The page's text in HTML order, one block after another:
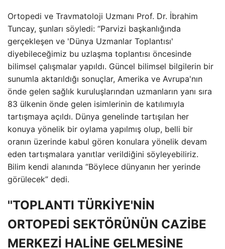
Ortopedi ve Travmatoloji Uzmanı Prof. Dr. İbrahim
Tuncay, şunları söyledi: “Parvizi başkanlığında
gerçekleşen ve 'Dünya Uzmanlar Toplantısı'
diyebileceğimiz bu uzlaşma toplantısı öncesinde
bilimsel çalışmalar yapıldı. Güncel bilimsel bilgilerin bir
sunumla aktarıldığı sonuçlar, Amerika ve Avrupa'nın
önde gelen sağlık kuruluşlarından uzmanların yanı sıra
83 ülkenin önde gelen isimlerinin de katılımıyla
tartışmaya açıldı. Dünya genelinde tartışılan her
konuya yönelik bir oylama yapılmış olup, belli bir
oranın üzerinde kabul gören konulara yönelik devam
eden tartışmalara yanıtlar verildiğini söyleyebiliriz.
Bilim kendi alanında “Böylece dünyanın her yerinde
görülecek” dedi.
''TOPLANTI TÜRKİYE'NİN
ORTOPEDİ SEKTÖRÜNÜN CAZİBE
MERKEZİ HALİNE GELMESİNE